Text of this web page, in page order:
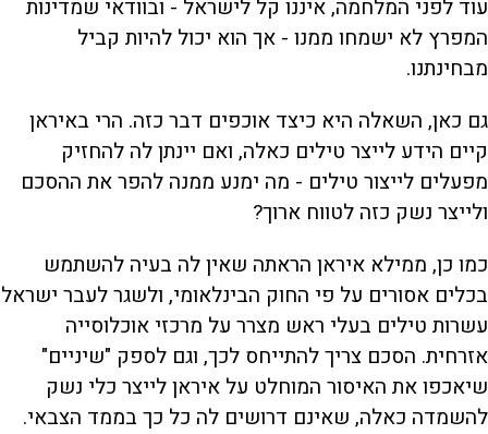
עוד לפני המלחמה, איננו קל לישראל - ובוודאי שמדינות
המפרץ לא ישמחו ממנו - אך הוא יכול להיות קביל
מבחינתנו.
גם כאן, השאלה היא כיצד אוכפים דבר כזה. הרי באיראן
קיים הידע לייצר טילים כאלה, ואם יינתן לה להחזיק
מפעלים לייצור טילים - מה ימנע ממנה להפר את ההסכם
ולייצר נשק כזה לטווח ארוך?
כמו כן, ממילא איראן הראתה שאין לה בעיה להשתמש
בכלים אסורים על פי החוק הבינלאומי, ולשגר לעבר ישראל
עשרות טילים בעלי ראש מצרר על מרכזי אוכלוסייה
אזרחית. הסכם צריך להתייחס לכך, וגם לספק "שיניים"
שיאכפו את האיסור המוחלט על איראן לייצר כלי נשק
להשמדה כאלה, שאינם דרושים לה כל כך בממד הצבאי.